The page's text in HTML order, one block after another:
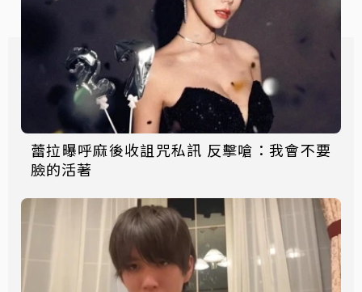
蕾拉曝呼麻後收詛咒私訊 反擊嗆：我會不要
臉的活著